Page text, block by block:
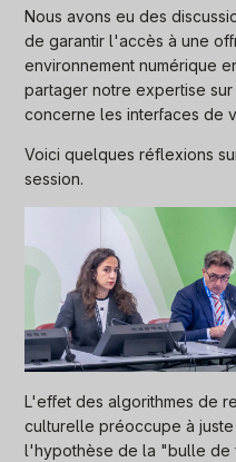
Nous avons eu des
de garantir l'accès à une
environnement numérique
partager notre expertise
concerne les interfaces de
Voici quelques réflexions
session.
L'effet des algorithmes de
culturelle préoccupe à
l'hypothèse de la "bulle de